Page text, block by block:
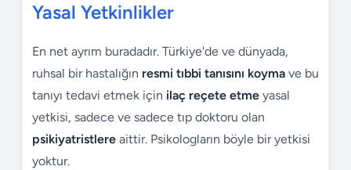
Yasal Yetkinlikler
En net ayrım buradadır. Türkiye'de ve dünyada,
ruhsal bir hastalığın resmi tıbbi tanısını koyma ve bu
tanıyı tedavi etmek için ilaç reçete etme yasal
yetkisi, sadece ve sadece tıp doktoru olan
psikiyatristlere aittir. Psikologların böyle bir yetkisi
yoktur.